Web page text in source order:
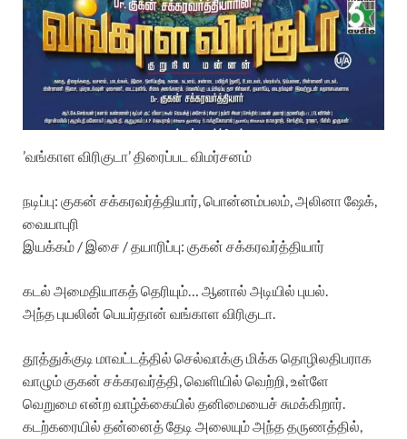
’வங்காள விரிகுடா’ திரைப்பட விமர்சனம்
நடிப்பு: குகன் சக்கரவர்த்தியார், பொன்னம்பலம், அலினா ஷேக்,
வையாபுரி
இயக்கம் / இசை / தயாரிப்பு: குகன் சக்கரவர்த்தியார்
கடல் அமைதியாகத் தெரியும்… ஆனால் அடியில் புயல்.
அந்த புயலின் பெயர்தான் வங்காள விரிகுடா.
தூத்துக்குடி மாவட்டத்தில் செல்வாக்கு மிக்க தொழிலதிபராக
வாழும் குகன் சக்கரவர்த்தி, வெளியில் வெற்றி, உள்ளே
வெறுமை என்ற வாழ்க்கையில் தனிமையைச் சுமக்கிறார்.
கடற்கரையில் தன்னைத் தேடி அலையும் அந்த தருணத்தில்,